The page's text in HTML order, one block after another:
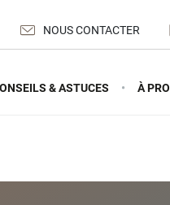
NOUS CONTACTER
& ASTUCES À